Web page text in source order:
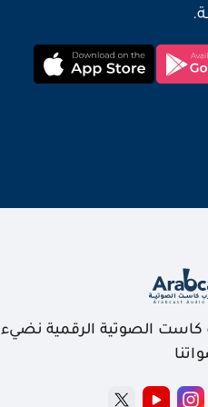
كاست الصوتية الرقمية نضيء